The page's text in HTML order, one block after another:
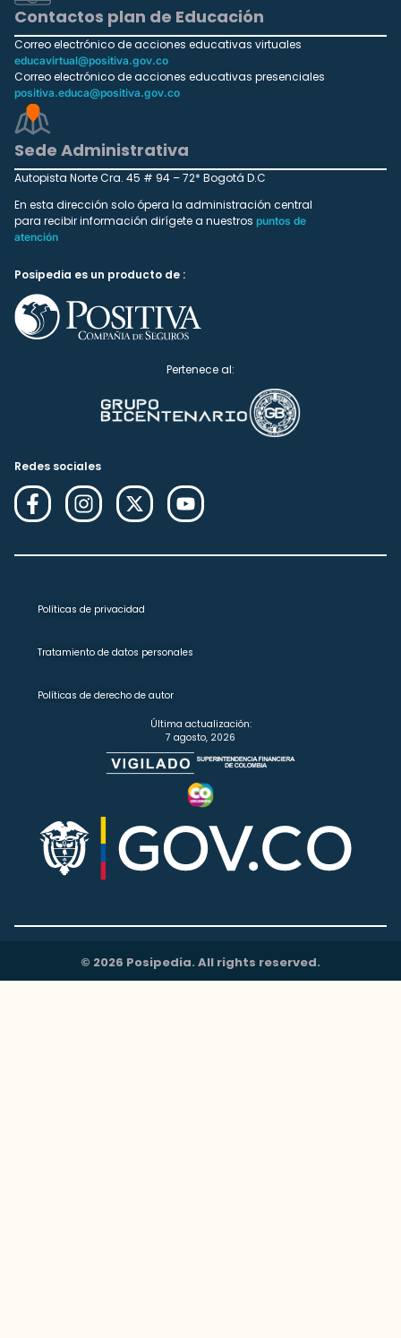
Contactos plan de Educación
Correo electrónico de acciones educativas virtuales
educavirtual@positiva.gov.co
Correo electrónico de acciones educativas presenciales
positiva.educa@positiva.gov.co
Sede Administrativa
Autopista Norte Cra. 45 # 94 – 72* Bogotá D.C
En esta dirección solo ópera la administración central
para recibir información dirígete a nuestros puntos de
atención
Posipedia es un producto de :
Pertenece al:
Redes sociales
Políticas de privacidad
Tratamiento de datos personales
Políticas de derecho de autor
Última actualización:
7 agosto, 2026
© 2026 Posipedia. All rights reserved.